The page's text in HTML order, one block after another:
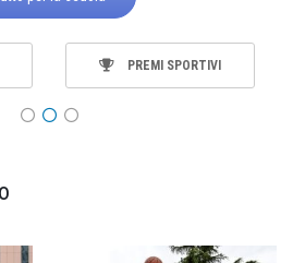
PREMI SPORTIVI